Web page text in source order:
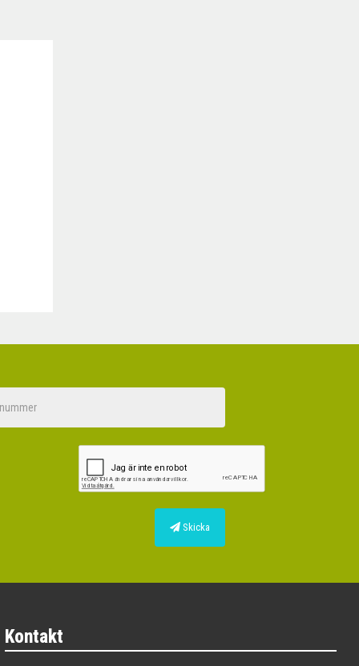
Skicka
Kontakt